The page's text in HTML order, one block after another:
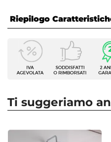
Riepilogo
Caratteristiche
Tipologia
Pannello Doccia
Installazione
Deviatore
Ti suggeriamo